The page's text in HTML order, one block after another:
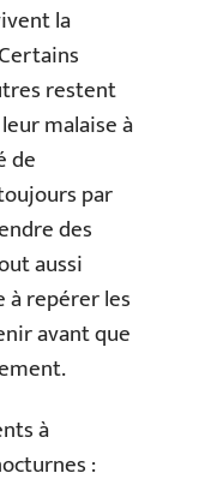
la
restent
malaise à
de
par
des
aussi
à repérer les
avant que
à
: